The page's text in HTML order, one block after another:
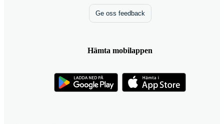
Ge oss feedback
Hämta mobilappen